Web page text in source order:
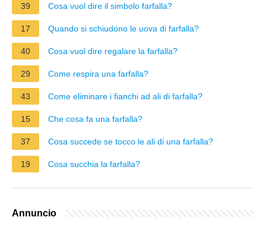
39 Cosa vuol dire il simbolo farfalla?
17 Quando si schiudono le uova di farfalla?
40 Cosa vuol dire regalare la farfalla?
29 Come respira una farfalla?
43 Come eliminare i fianchi ad ali di farfalla?
15 Che cosa fa una farfalla?
37 Cosa succede se tocco le ali di una farfalla?
19 Cosa succhia la farfalla?
Annuncio